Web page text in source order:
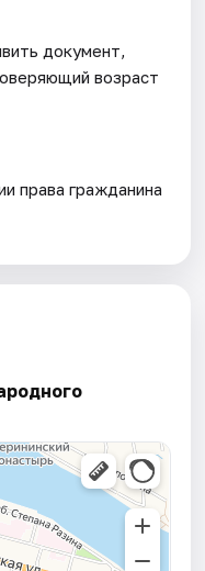
документ,
возраст
права гражданина